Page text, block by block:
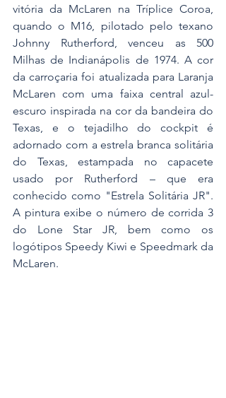
vitória da McLaren na Tríplice Coroa,
quando o M16, pilotado pelo texano
Johnny Rutherford, venceu as 500
Milhas de Indianápolis de 1974. A cor
da carroçaria foi atualizada para Laranja
McLaren com uma faixa central azul-
escuro inspirada na cor da bandeira do
Texas, e o tejadilho do cockpit é
adornado com a estrela branca solitária
do Texas, estampada no capacete
usado por Rutherford – que era
conhecido como "Estrela Solitária JR".
A pintura exibe o número de corrida 3
do Lone Star JR, bem como os
logótipos Speedy Kiwi e Speedmark da
McLaren.